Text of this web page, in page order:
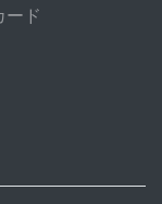
ード